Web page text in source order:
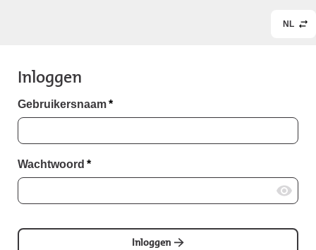
NL
Inloggen
Gebruikersnaam*
Wachtwoord *
Inloggen